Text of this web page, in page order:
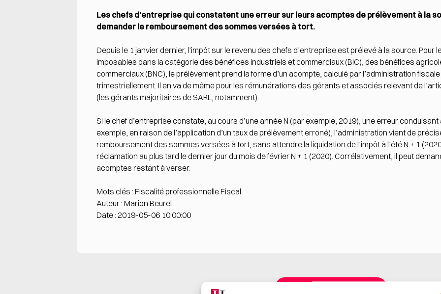
Les chefs d’entreprise qui constatent une erreur sur leurs acomptes de prélèvement à la
demander le remboursement des sommes versées à tort.
Depuis le 1 janvier dernier, l’impôt sur le revenu des chefs d’entreprise est prélevé à la source.
imposables dans la catégorie des bénéfices industriels et commerciaux (BIC), des bénéfices
commerciaux (BNC), le prélèvement prend la forme d’un acompte, calculé par l’administration
trimestriellement. Il en va de même pour les rémunérations des gérants et associés relevant de
(les gérants majoritaires de SARL, notamment).
Si le chef d’entreprise constate, au cours d’une année N (par exemple, 2019), une erreur
exemple, en raison de l’application d’un taux de prélèvement erroné), l’administration vient de
remboursement des sommes versées à tort, sans attendre la liquidation de l’impôt à l’été N + 1
réclamation au plus tard le dernier jour du mois de février N + 1 (2020). Corrélativement, il peut
acomptes restant à verser.
Mots clés : Fiscalité professionnelle Fiscal
Auteur : Marion Beurel
Date : 2019-05-06 10:00:00